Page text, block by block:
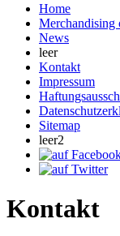
Home
Merchandising
News
leer
Kontakt
Impressum
Sitemap
leer2
Kontakt